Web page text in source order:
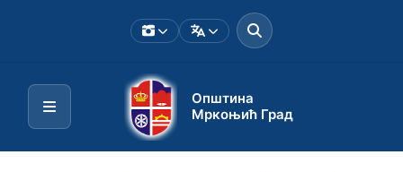
Општина
Мркоњић Град